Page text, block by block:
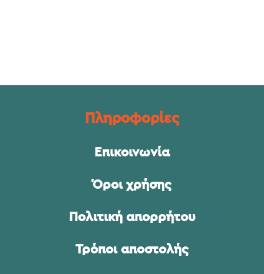
Πληροφορίες
Επικοινωνία
Όροι χρήσης
Πολιτική απορρήτου
Τρόποι αποστολής